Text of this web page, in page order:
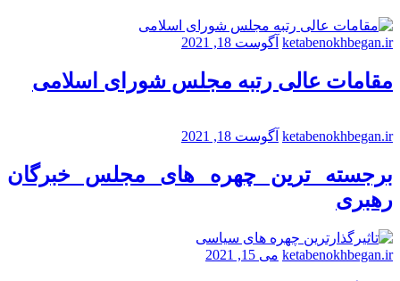
ketabenokhbegan.ir آگوست 18, 2021
مقامات عالی رتبه مجلس شورای اسلامی
ketabenokhbegan.ir آگوست 18, 2021
برجسته ترین چهره های مجلس خبرگان
رهبری
ketabenokhbegan.ir می 15, 2021